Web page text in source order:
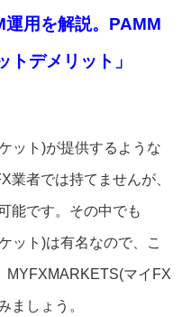
運用を解説。PAMM
デメリット」
ット)が提供するような
業者では持てませんが、
能です。その中でも
ット)は有名なので、こ
MYFXMARKETS(マイFX
ましょう。